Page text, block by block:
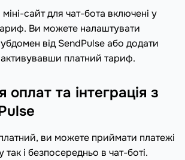
сайт для чат-бота включені у
Ви можете налаштувати
від SendPulse або додати
платний тариф.
та інтеграція з
ви можете приймати платежі
так і безпосередньо в чат-боті.